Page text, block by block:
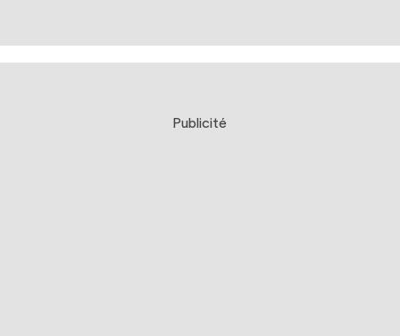
Publicité